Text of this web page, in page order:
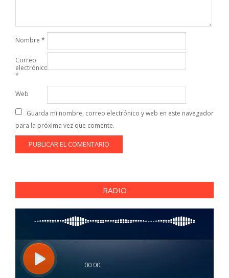
Nombre *
Correo
electrónico
*
Web
Guarda mi nombre, correo electrónico y web en este navegador
para la próxima vez que comente.
RADIO